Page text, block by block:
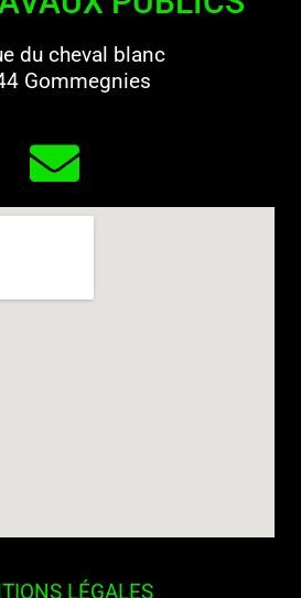
du cheval blanc
Gommegnies
LÉGALES